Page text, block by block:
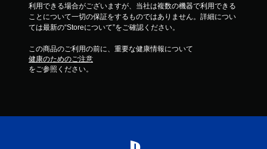
利用できる場合がございますが、当社は複数の機器で利用できる
ことについて一切の保証をするものではありません。詳細につい
ては最新の“Storeについて”をご確認ください。
この商品のご利用の前に、重要な健康情報について
健康のためのご注意
をご参照ください。